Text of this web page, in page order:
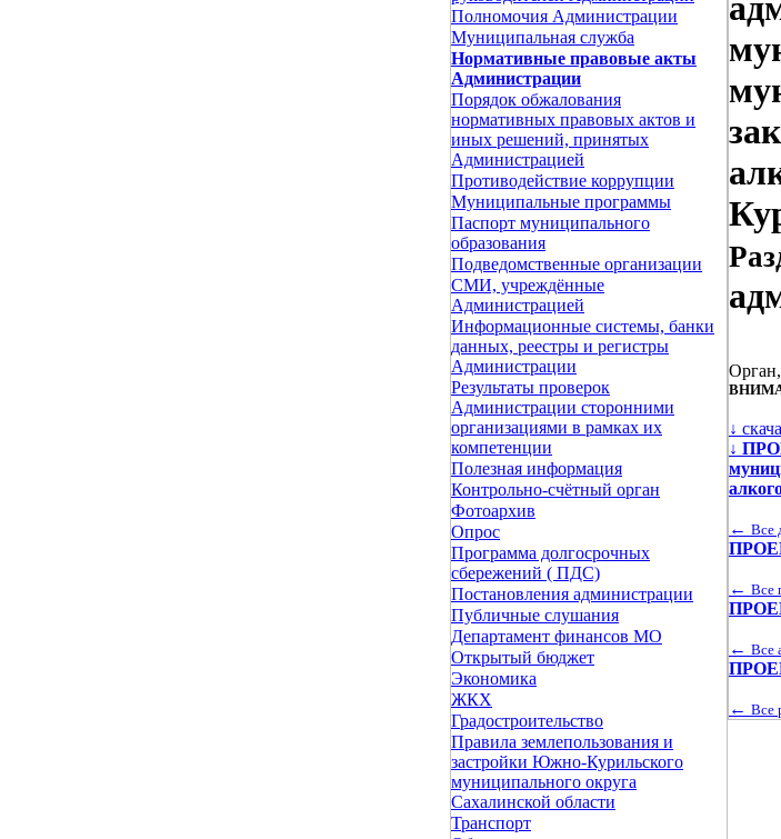
Полномочия Администрации
Муниципальная служба
Нормативные правовые акты
Администрации
Порядок обжалования
нормативных правовых актов и
иных решений, принятых
Администрацией
Противодействие коррупции
Муниципальные программы
Паспорт муниципального
образования
Подведомственные организации
СМИ, учреждённые
Администрацией
Информационные системы, банки
данных, реестры и регистры
Администрации
Результаты проверок
Администрации сторонними
организациями в рамках их
компетенции
Полезная информация
Контрольно-счётный орган
Фотоархив
Опрос
Программа долгосрочных
сбережений ( ПДС)
Постановления администрации
Публичные слушания
Департамент финансов МО
Открытый бюджет
Экономика
ЖКХ
Градостроительство
Правила землепользования и
застройки Южно-Курильского
муниципального округа
Сахалинской области
Транспорт
↓
↓
← Все
← Все
← Все
← Все